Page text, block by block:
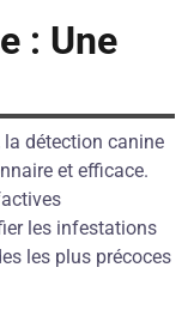
: Une
détection canine
et efficace.
les infestations
les plus précoces